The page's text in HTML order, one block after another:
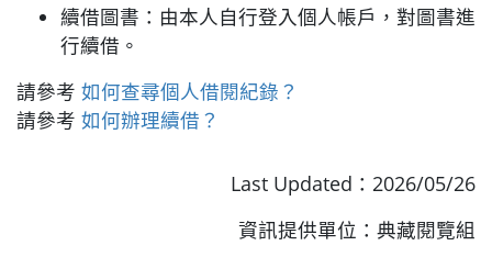
續借圖書：由本人自行登入個人帳戶，對圖書進
行續借。
請參考 如何查尋個人借閱紀錄？
請參考 如何辦理續借？
Last Updated：2026/05/26
資訊提供單位：典藏閱覽組